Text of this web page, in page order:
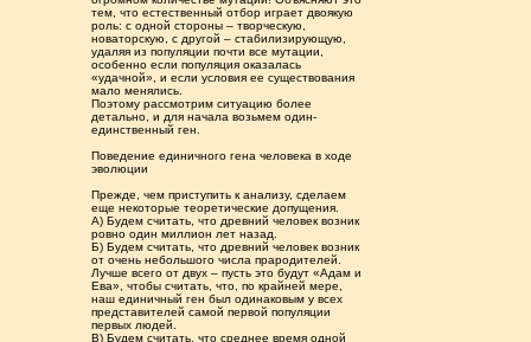
тем, что естественный отбор играет двоякую
роль: с одной стороны – творческую,
новаторскую, с другой – стабилизирующую,
удаляя из популяции почти все мутации,
особенно если популяция оказалась
«удачной», и если условия ее существования
мало менялись.
Поэтому рассмотрим ситуацию более
детально, и для начала возьмем один-
единственный ген.
Поведение единичного гена человека в ходе
эволюции
Прежде, чем приступить к анализу, сделаем
еще некоторые теоретические допущения.
А) Будем считать, что древний человек возник
ровно один миллион лет назад.
Б) Будем считать, что древний человек возник
от очень небольшого числа прародителей.
Лучше всего от двух – пусть это будут «Адам и
Ева», чтобы считать, что, по крайней мере,
наш единичный ген был одинаковым у всех
представителей самой первой популяции
первых людей.
В) Будем считать, что среднее время одной